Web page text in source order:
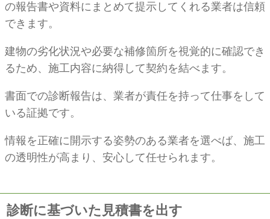
の報告書や資料にまとめて提示してくれる業者は信頼
できます。
建物の劣化状況や必要な補修箇所を視覚的に確認でき
るため、施工内容に納得して契約を結べます。
書面での診断報告は、業者が責任を持って仕事をして
いる証拠です。
情報を正確に開示する姿勢のある業者を選べば、施工
の透明性が高まり、安心して任せられます。
診断に基づいた見積書を出す